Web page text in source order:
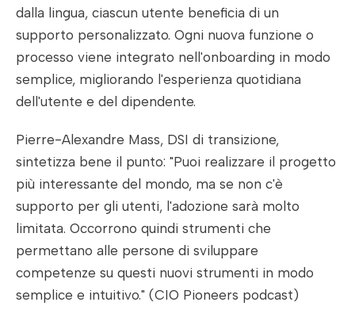
dalla lingua, ciascun utente beneficia di un
supporto personalizzato. Ogni nuova funzione o
processo viene integrato nell'onboarding in modo
semplice, migliorando l'esperienza quotidiana
dell'utente e del dipendente.
Pierre-Alexandre Mass, DSI di transizione,
sintetizza bene il punto: "Puoi realizzare il progetto
più interessante del mondo, ma se non c'è
supporto per gli utenti, l'adozione sarà molto
limitata. Occorrono quindi strumenti che
permettano alle persone di sviluppare
competenze su questi nuovi strumenti in modo
semplice e intuitivo." (CIO Pioneers podcast)